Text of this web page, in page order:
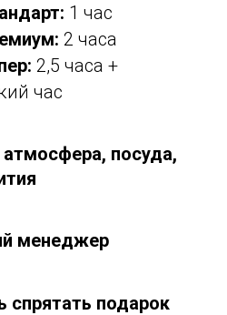
1 час
2 часа
2,5 часа +
час
посуда,
менеджер
подарок